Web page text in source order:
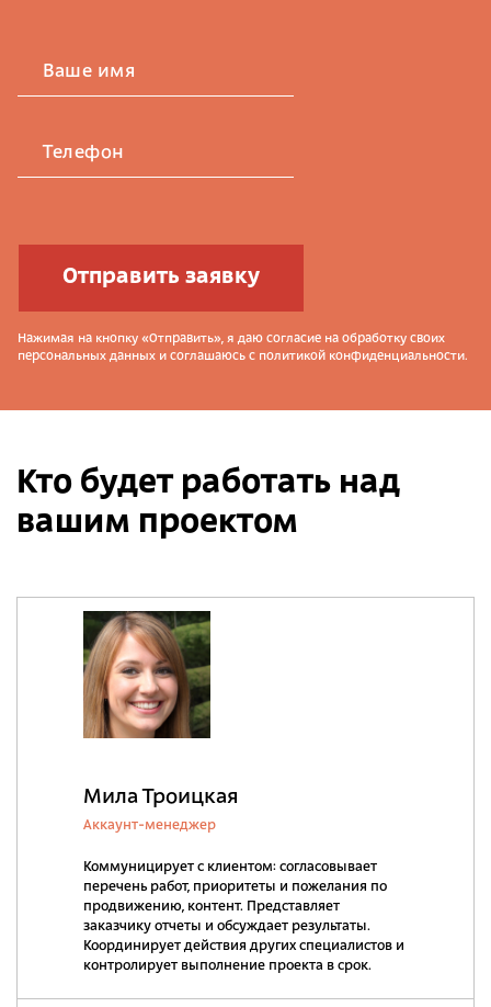
Ваше имя
Телефон
Отправить заявку
Нажимая на кнопку «Отправить», я даю согласие на обработку своих
персональных данных и соглашаюсь с политикой конфиденциальности.
Кто будет работать над
вашим проектом
Мила Троицкая
Аккаунт-менеджер
Коммуницирует с клиентом: согласовывает
перечень работ, приоритеты и пожелания по
продвижению, контент. Представляет
заказчику отчеты и обсуждает результаты.
Координирует действия других специалистов и
контролирует выполнение проекта в срок.